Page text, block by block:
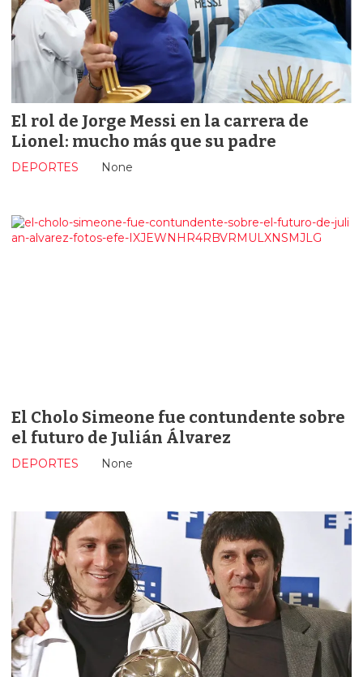
El rol de Jorge Messi en la carrera de
Lionel: mucho más que su padre
None
DEPORTES
El Cholo Simeone fue contundente sobre
el futuro de Julián Álvarez
None
DEPORTES